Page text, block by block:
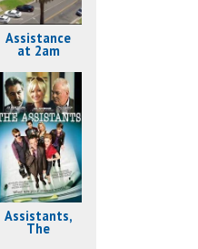
Assistance
at 2am
Assistants,
The